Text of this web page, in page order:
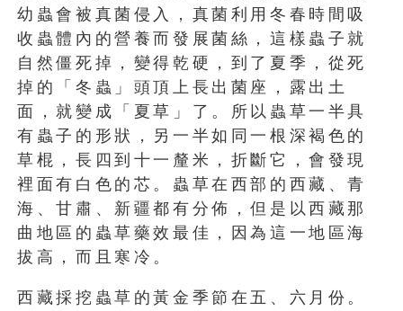
幼蟲會被真菌侵入，真菌利用冬春時間吸
收蟲體內的營養而發展菌絲，這樣蟲子就
自然僵死掉，變得乾硬，到了夏季，從死
掉的「冬蟲」頭頂上長出菌座，露出土
面，就變成「夏草」了。所以蟲草一半具
有蟲子的形狀，另一半如同一根深褐色的
草棍，長四到十一釐米，折斷它，會發現
裡面有白色的芯。蟲草在西部的西藏、青
海、甘肅、新疆都有分佈，但是以西藏那
曲地區的蟲草藥效最佳，因為這一地區海
拔高，而且寒冷。
西藏採挖蟲草的黃金季節在五、六月份。